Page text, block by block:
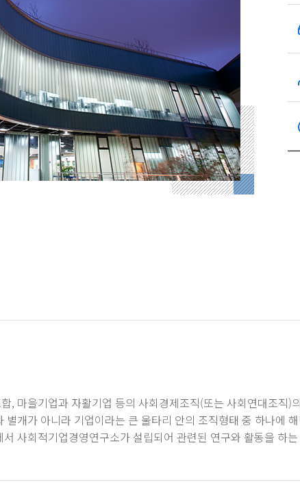
, 마을기업과 자활기업 등의 사회경제조직(또는 사회연대조직
개가 아니라 기업이라는 큰 울타리 안의 조직형태 중 하나에
사회적기업경영연구소가 설립되어 관련된 연구와 활동을 하